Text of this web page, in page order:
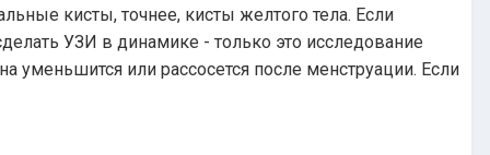
кисты, точнее, кисты желтого тела. Если
УЗИ в динамике - только это исследование
уменьшится или рассосется после менструации. Если